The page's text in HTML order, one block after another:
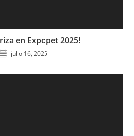
en Expopet 2025!
julio 16, 2025